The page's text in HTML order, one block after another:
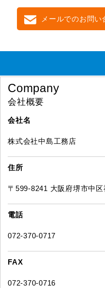
メールでのお問い
Company
会社概要
会社名
株式会社中島工務店
住所
〒599-8241 大阪府堺市中
電話
072-370-0717
FAX
072-370-0716